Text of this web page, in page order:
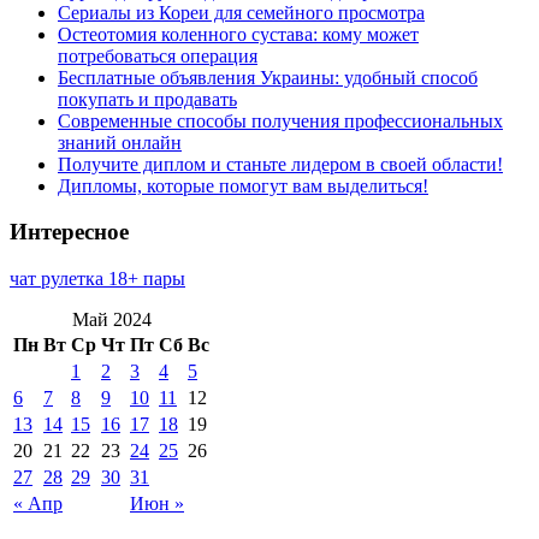
Сериалы из Кореи для семейного просмотра
Остеотомия коленного сустава: кому может
потребоваться операция
Бесплатные объявления Украины: удобный способ
покупать и продавать
Современные способы получения профессиональных
знаний онлайн
Получите диплом и станьте лидером в своей области!
Дипломы, которые помогут вам выделиться!
Интересное
чат рулетка 18+ пары
Май 2024
Пн Вт Ср Чт Пт Сб Вс
« Апр Июн »
1 2 3 4
5
6
7 8 9 10 11
12
13 14 15 16 17 18 19
20 21 22 23 24 25 26
27 28 29 30 31